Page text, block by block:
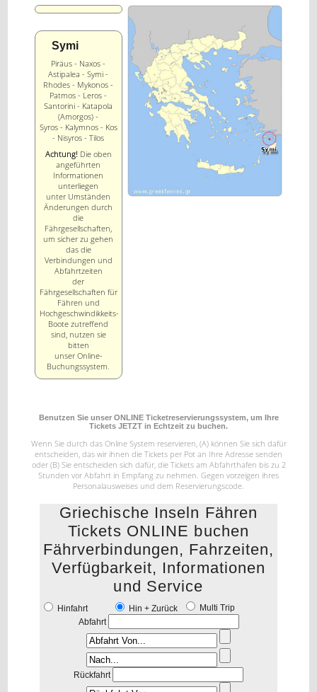
Symi
Piräus - Naxos -
Astipalea - Symi -
Rhodes - Mykonos -
Patmos - Leros -
Santorini - Katapola
(Amorgos) -
Syros - Kalymnos - Kos
- Nisyros - Tilos
Achtung! Die oben
angeführten
Informationen
unterliegen
unter Umständen
Änderungen durch
die
Fährgesellschaften,
um sicher zu gehen
das die
Verbindungen und
Abfahrtzeiten
der
Fährgesellschaften für
Fähren und
Hochgeschwindikkeits-
Boote zutreffend
sind, nutzen sie
bitten
unser Online-
Buchungssystem.
Benutzen Sie unser ONLINE Ticketreservierungssystem, um Ihre
Tickets JETZT in Echtzeit zu buchen.
Wenn Sie durch das Online System reservieren, (A) können Sie sich dafür
entscheiden, das wir ihnen die Tickets per Pot an Ihre Adresse senden
oder (B) Sie entscheiden sich dafür, die Tickets am Abfahrthafen bis zu 2
Stunden vor Abfahrt in Empfang zu nehmen. Gegen vorzeigen ihres
Personalausweises und dem Reservierungscode.
Griechische Inseln Fähren
Tickets ONLINE buchen
Fährverbindungen, Fahrzeiten,
Verfügbarkeit, Informationen
und Service
Hinfahrt Hin + Zurück
Multi Trip
Abfahrt
Rückfahrt